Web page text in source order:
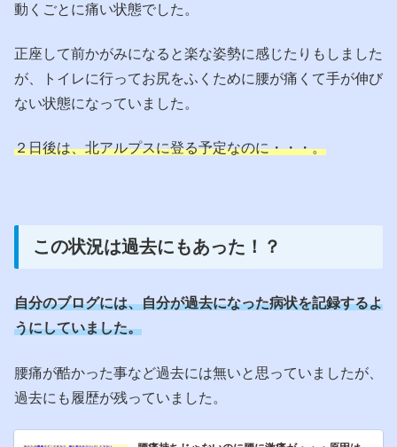
動くごとに痛い状態でした。
正座して前かがみになると楽な姿勢に感じたりもしました
が、トイレに行ってお尻をふくために腰が痛くて手が伸び
ない状態になっていました。
２日後は、北アルプスに登る予定なのに・・・。
この状況は過去にもあった！？
自分のブログには、自分が過去になった病状を記録するよ
うにしていました。
腰痛が酷かった事など過去には無いと思っていましたが、
過去にも履歴が残っていました。